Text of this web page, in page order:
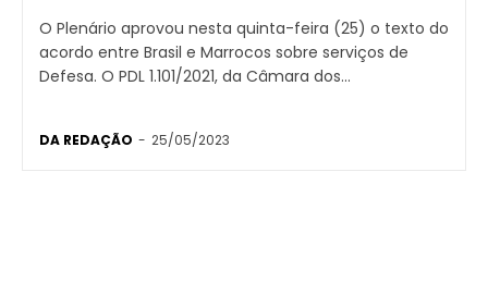
O Plenário aprovou nesta quinta-feira (25) o texto do
acordo entre Brasil e Marrocos sobre serviços de
Defesa. O PDL 1.101/2021, da Câmara dos...
DA REDAÇÃO - 25/05/2023